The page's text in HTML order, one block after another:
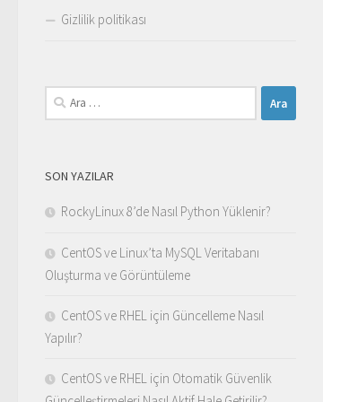
Gizlilik politikası
Arama:
SON YAZILAR
RockyLinux 8’de Nasıl Python Yüklenir?
CentOS ve Linux’ta MySQL Veritabanı
Oluşturma ve Görüntüleme
CentOS ve RHEL için Güncelleme Nasıl
Yapılır?
CentOS ve RHEL için Otomatik Güvenlik